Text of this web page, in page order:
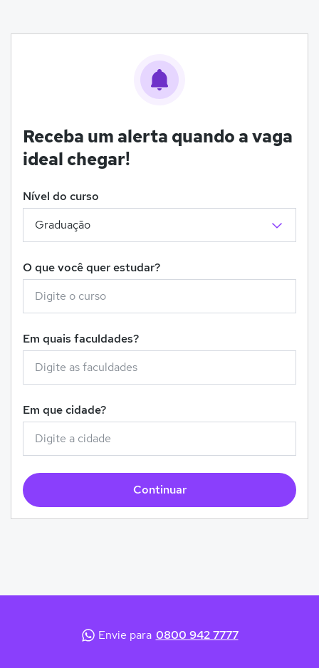
Receba um alerta quando a vaga
ideal chegar!
Nível do curso
O que você quer estudar?
Em quais faculdades?
Em que cidade?
Continuar
Envie para 0800 942 7777